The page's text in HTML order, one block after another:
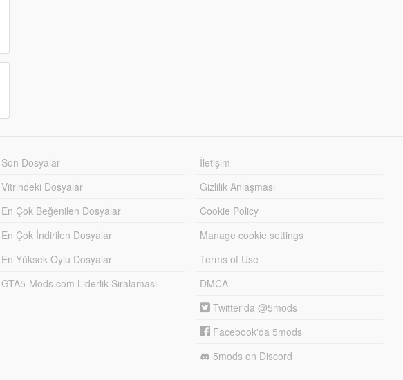
Son Dosyalar
Vitrindeki Dosyalar
En Çok Beğenilen Dosyalar
En Çok İndirilen Dosyalar
En Yüksek Oylu Dosyalar
GTA5-Mods.com Liderlik Sıralaması
İletişim
Gizlilik Anlaşması
Cookie Policy
Manage cookie settings
Terms of Use
DMCA
Twitter'da @5mods
Facebook'da 5mods
5mods on Discord